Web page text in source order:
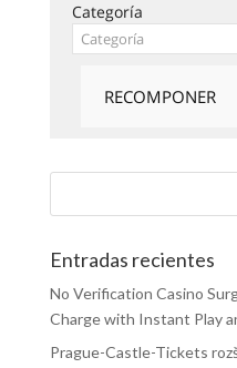
Categoría
Entradas recientes
No Verification Casino
Charge with Instant Play
Prague-Castle-Tickets